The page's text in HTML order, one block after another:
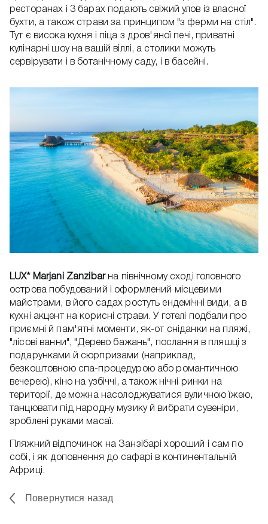
ресторанах і 3 барах подають свіжий улов із власної
бухти, а також страви за принципом "з ферми на стіл".
Тут є висока кухня і піца з дров'яної печі, приватні
кулінарні шоу на вашій віллі, а столики можуть
сервірувати і в ботанічному саду, і в басейні.
LUX* Marjani Zanzibarна північному сході головного
острова побудований і оформлений місцевими
майстрами, в його садах ростуть ендемічні види, а в
кухні акцент на корисні страви. У готелі подбали про
приємні й пам'ятні моменти, як-от сніданки на пляжі,
"лісові ванни", "Дерево бажань", послання в пляшці з
подарунками й сюрпризами (наприклад,
безкоштовною спа-процедурою або романтичною
вечерею), кіно на узбіччі, а також нічні ринки на
території, де можна насолоджуватися вуличною їжею,
танцювати під народну музику й вибрати сувеніри,
зроблені руками масаї.
Пляжний відпочинок на Занзібарі хороший і сам по
собі, і як доповнення до сафарі в континентальній
Африці.
Повернутися назад